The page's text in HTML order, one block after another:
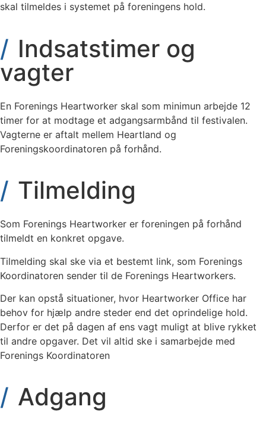
skal tilmeldes i systemet på foreningens hold.
Indsatstimer og
vagter
En Forenings Heartworker skal som minimun arbejde 12
timer for at modtage et adgangsarmbånd til festivalen.
Vagterne er aftalt mellem Heartland og
Foreningskoordinatoren på forhånd.
Tilmelding
Som Forenings Heartworker er foreningen på forhånd
tilmeldt en konkret opgave.
Tilmelding skal ske via et bestemt link, som Forenings
Koordinatoren sender til de Forenings Heartworkers.
Der kan opstå situationer, hvor Heartworker Office har
behov for hjælp andre steder end det oprindelige hold.
Derfor er det på dagen af ens vagt muligt at blive rykket
til andre opgaver. Det vil altid ske i samarbejde med
Forenings Koordinatoren
Adgang